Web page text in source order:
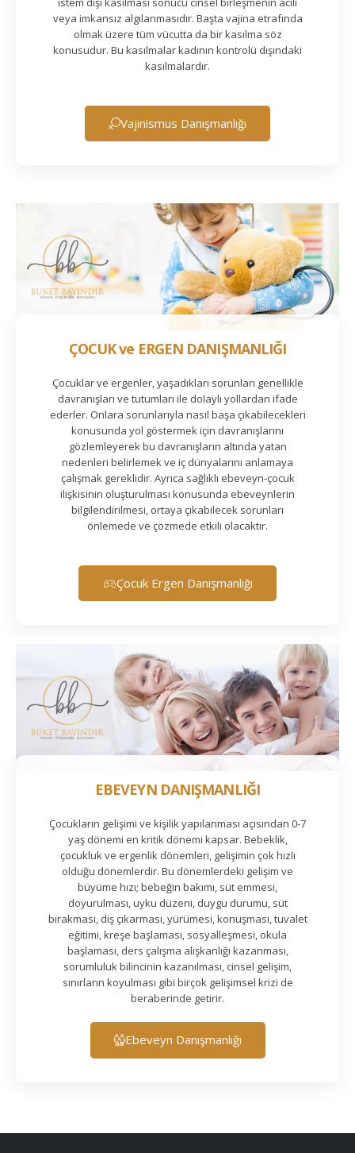
veya imkansız algılanmasıdır. Başta vajina etrafında
olmak üzere tüm vücutta da bir kasılma söz
konusudur. Bu kasılmalar kadının kontrolü dışındaki
kasılmalardır.
Vajinismus Danışmanlığı
ÇOCUK ve ERGEN DANIŞMANLIĞI
Çocuklar ve ergenler, yaşadıkları sorunları genellikle
davranışları ve tutumları ile dolaylı yollardan ifade
ederler. Onlara sorunlarıyla nasıl başa çıkabilecekleri
konusunda yol göstermek için davranışlarını
gözlemleyerek bu davranışların altında yatan
nedenleri belirlemek ve iç dünyalarını anlamaya
çalışmak gereklidir. Ayrıca sağlıklı ebeveyn-çocuk
ilişkisinin oluşturulması konusunda ebeveynlerin
bilgilendirilmesi, ortaya çıkabilecek sorunları
önlemede ve çözmede etkili olacaktır.
Çocuk Ergen Danışmanlığı
EBEVEYN DANIŞMANLIĞI
Çocukların gelişimi ve kişilik yapılanması açısından 0-7
yaş dönemi en kritik dönemi kapsar. Bebeklik,
çocukluk ve ergenlik dönemleri, gelişimin çok hızlı
olduğu dönemlerdir. Bu dönemlerdeki gelişim ve
büyüme hızı; bebeğin bakımı, süt emmesi,
doyurulması, uyku düzeni, duygu durumu, süt
bırakması, diş çıkarması, yürümesi, konuşması, tuvalet
eğitimi, kreşe başlaması, sosyalleşmesi, okula
başlaması, ders çalışma alışkanlığı kazanması,
sorumluluk bilincinin kazanılması, cinsel gelişim,
sınırların koyulması gibi birçok gelişimsel krizi de
beraberinde getirir.
Ebeveyn Danışmanlığı